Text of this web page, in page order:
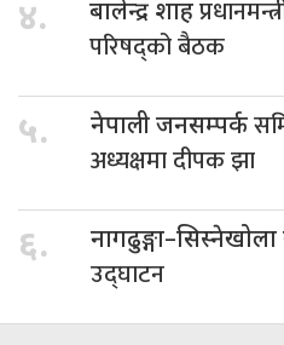
४. बालेन्द्र शाह
परिषद्को बैठक
५. नेपाली जनसम्पर्क
अध्यक्षमा दीपक झा
६.
उद्घाटन